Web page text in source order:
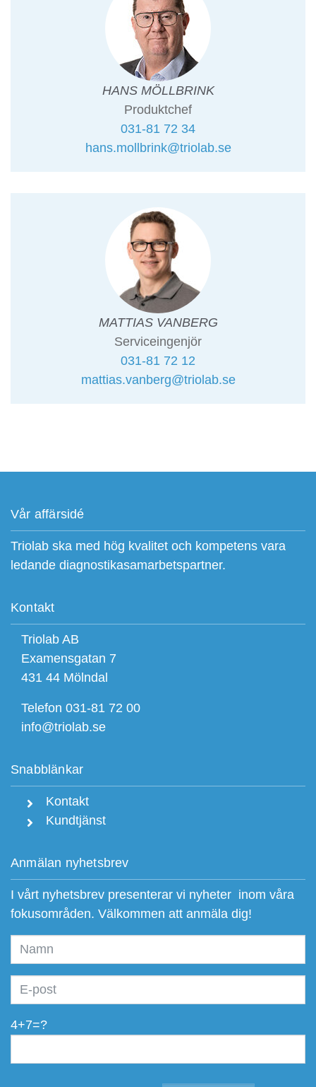
HANS MÖLLBRINK
Produktchef
031-81 72 34
hans.mollbrink@triolab.se
MATTIAS VANBERG
Serviceingenjör
031-81 72 12
mattias.vanberg@triolab.se
Vår affärsidé
Triolab ska med hög kvalitet och kompetens vara
ledande diagnostikasamarbetspartner.
Kontakt
Triolab AB
Examensgatan 7
431 44 Mölndal
Telefon 031-81 72 00
info@triolab.se
Snabblänkar
Kontakt
Kundtjänst
Anmälan nyhetsbrev
I vårt nyhetsbrev presenterar vi nyheter inom våra
fokusområden. Välkommen att anmäla dig!
4+7=?